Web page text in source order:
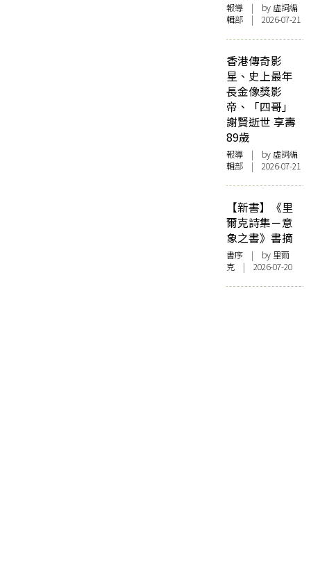
報導 | by 虛詞編
輯部 | 2026-07-21
香港傳奇影
星、史上最年
長金像獎影
帝、「四哥」
謝賢逝世 享壽
89歲
報導 | by 虛詞編
輯部 | 2026-07-21
【新書】《里
爾克詩集－意
象之書》書摘
書序 | by 里爾
克 | 2026-07-20